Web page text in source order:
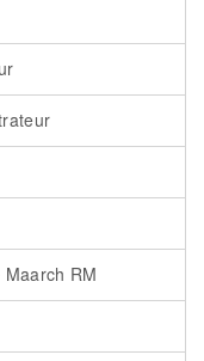
RM